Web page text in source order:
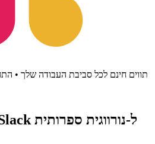
30,000 תווים חינם לכל סביבת העבודה שלך